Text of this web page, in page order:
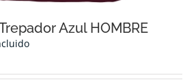
Azul HOMBRE